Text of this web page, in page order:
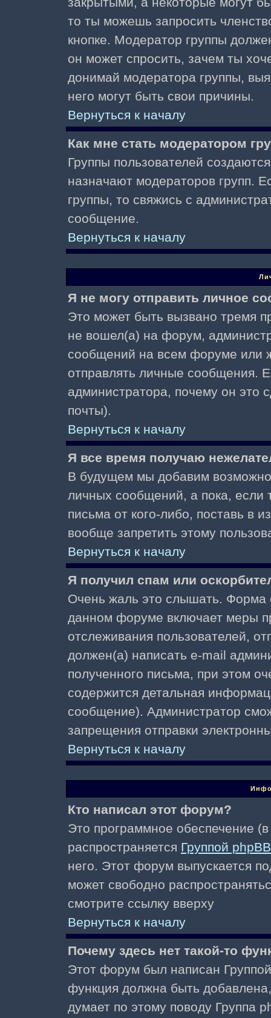
то ты можешь запросить
кнопке. Модератор группы
он может спросить, зачем ты
донимай модератора группы,
него могут быть свои причины.
Вернуться к началу
Как мне стать модератором
Группы пользователей
назначают модераторов групп.
группы, то свяжись с
сообщение.
Вернуться к началу
Я не могу отправить личное
Это может быть вызвано тремя
не вошел(а) на форум,
сообщений на всем форуме или
отправлять личные сообщения.
администратора, почему он это
почты).
Вернуться к началу
Я все время получаю
В будущем мы добавим
личных сообщений, а пока, если
письма от кого-либо, поставь в
вообще запретить этому
Вернуться к началу
Я получил спам или
Очень жаль это слышать. Форма
данном форуме включает меры
отслеживания пользователей,
должен(а) написать e-mail
полученного письма, при этом
содержится детальная
сообщение). Администратор
запрещения отправки
Вернуться к началу
Кто написал этот форум?
Это программное обеспечение
распространяется Группой phpBB
него. Этот форум выпускается
может свободно
смотрите ссылку вверху
Вернуться к началу
Почему здесь нет такой-то
Этот форум был написан
функция должна быть
думает по этому поводу Группа